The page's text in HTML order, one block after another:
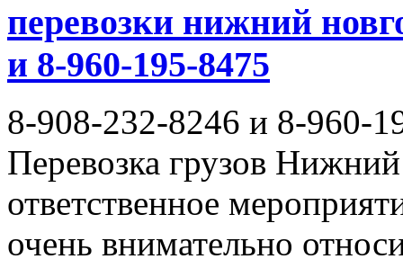
перевозки нижний
и 8-960-195-8475
8-908-232-8246 и 8-960-
Перевозка грузов
ответственное
очень внимательно